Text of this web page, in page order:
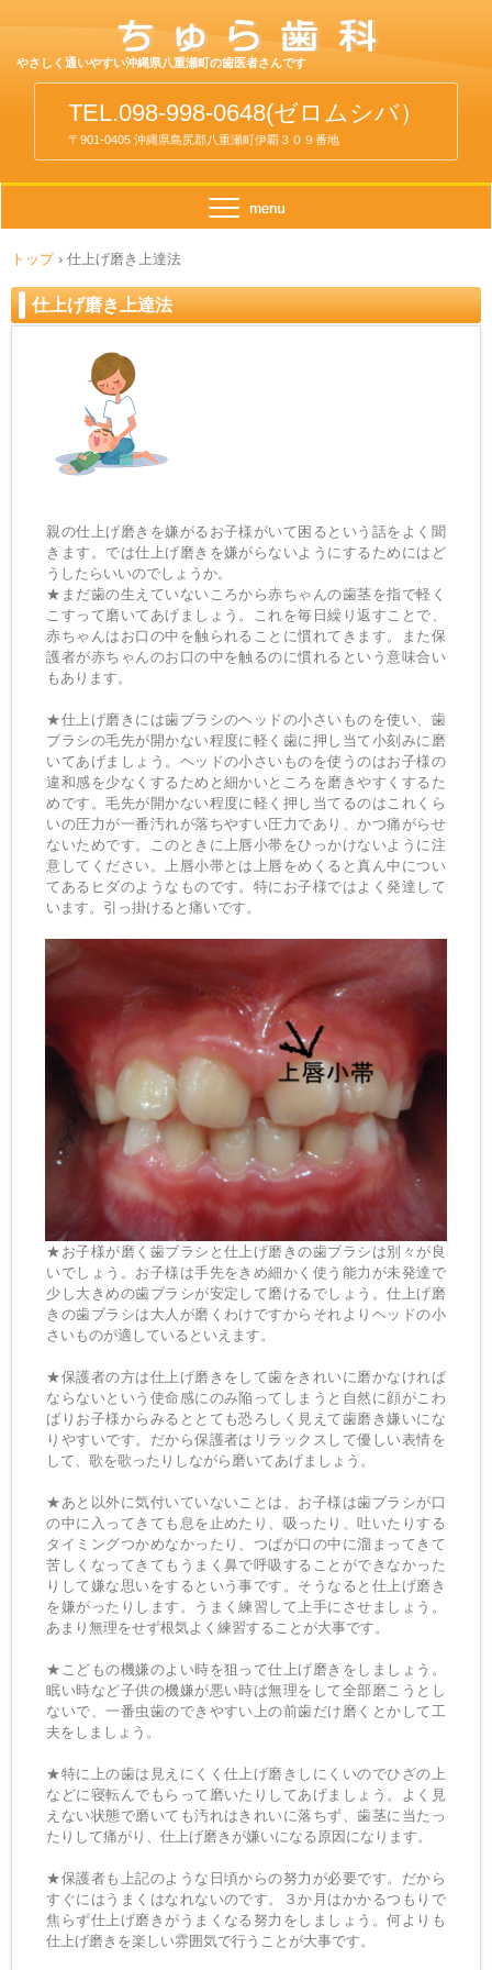
やさしく通いやすい沖縄県八重瀬町の歯医者さんです
TEL.098-998-0648(ゼロムシバ）
〒901-0405 沖縄県島尻郡八重瀬町伊覇３０９番地
トップ › 仕上げ磨き上達法
仕上げ磨き上達法
親の仕上げ磨きを嫌がるお子様がいて困るという話をよく聞
きます。では仕上げ磨きを嫌がらないようにするためにはど
うしたらいいのでしょうか。
★まだ歯の生えていないころから赤ちゃんの歯茎を指で軽く
こすって磨いてあげましょう。これを毎日繰り返すことで、
赤ちゃんはお口の中を触られることに慣れてきます。また保
護者が赤ちゃんのお口の中を触るのに慣れるという意味合い
もあります。
★仕上げ磨きには歯ブラシのヘッドの小さいものを使い、歯
ブラシの毛先が開かない程度に軽く歯に押し当て小刻みに磨
いてあげましょう。ヘッドの小さいものを使うのはお子様の
違和感を少なくするためと細かいところを磨きやすくするた
めです。毛先が開かない程度に軽く押し当てるのはこれくら
いの圧力が一番汚れが落ちやすい圧力であり、かつ痛がらせ
ないためです。このときに上唇小帯をひっかけないように注
意してください。上唇小帯とは上唇をめくると真ん中につい
てあるヒダのようなものです。特にお子様ではよく発達して
います。引っ掛けると痛いです。
★お子様が磨く歯ブラシと仕上げ磨きの歯ブラシは別々が良
いでしょう。お子様は手先をきめ細かく使う能力が未発達で
少し大きめの歯ブラシが安定して磨けるでしょう。仕上げ磨
きの歯ブラシは大人が磨くわけですからそれよりヘッドの小
さいものが適しているといえます。
★保護者の方は仕上げ磨きをして歯をきれいに磨かなければ
ならないという使命感にのみ陥ってしまうと自然に顔がこわ
ばりお子様からみるととても恐ろしく見えて歯磨き嫌いにな
りやすいです。だから保護者はリラックスして優しい表情を
して、歌を歌ったりしながら磨いてあげましょう。
★あと以外に気付いていないことは、お子様は歯ブラシが口
の中に入ってきても息を止めたり、吸ったり、吐いたりする
タイミングつかめなかったり、つばが口の中に溜まってきて
苦しくなってきてもうまく鼻で呼吸することができなかった
りして嫌な思いをするという事です。そうなると仕上げ磨き
を嫌がったりします。うまく練習して上手にさせましょう。
あまり無理をせず根気よく練習することが大事です。
★こどもの機嫌のよい時を狙って仕上げ磨きをしましょう。
眠い時など子供の機嫌が悪い時は無理をして全部磨こうとし
ないで、一番虫歯のできやすい上の前歯だけ磨くとかして工
夫をしましょう。
★特に上の歯は見えにくく仕上げ磨きしにくいのでひざの上
などに寝転んでもらって磨いたりしてあげましょう。よく見
えない状態で磨いても汚れはきれいに落ちず、歯茎に当たっ
たりして痛がり、仕上げ磨きが嫌いになる原因になります。
★保護者も上記のような日頃からの努力が必要です。だから
すぐにはうまくはなれないのです。３か月はかかるつもりで
焦らず仕上げ磨きがうまくなる努力をしましょう。何よりも
仕上げ磨きを楽しい雰囲気で行うことが大事です。